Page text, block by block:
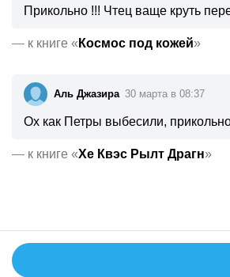
Прикольно !!! Чтец ваще круть
— к книге « Космос под кожей»
Аль Джазира 30 марта в 08:37
Ох как Петры выбесили,
— к книге «Хе Квэс Рылт Драгн»